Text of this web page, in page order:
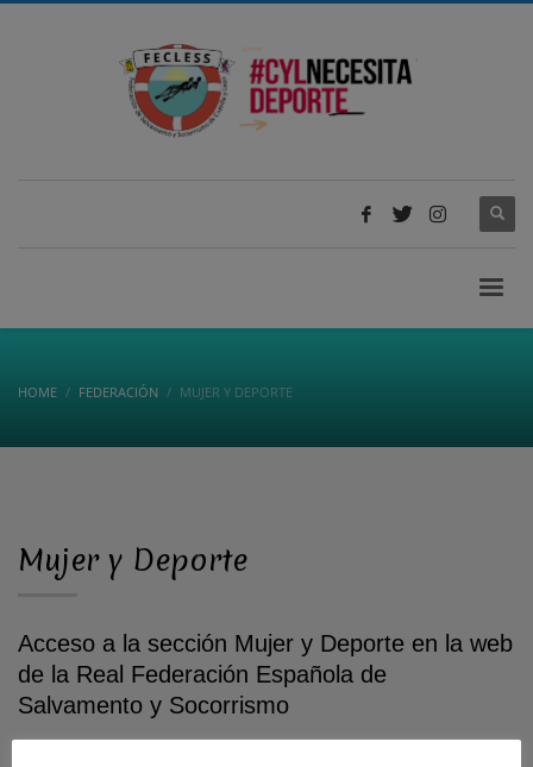
HOME FEDERACIÓN MUJER Y DEPORTE
Mujer y Deporte
Acceso a la sección Mujer y Deporte en la web
de la Real Federación Española de
Salvamento y Socorrismo